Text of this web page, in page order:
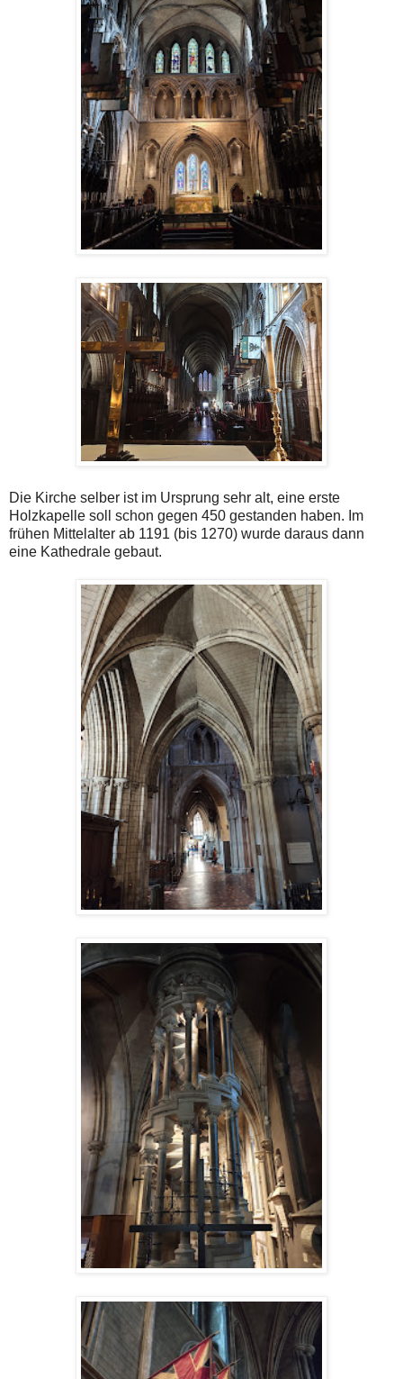
Die Kirche selber ist im Ursprung sehr alt, eine erste
Holzkapelle soll schon gegen 450 gestanden haben. Im
frühen Mittelalter ab 1191 (bis 1270) wurde daraus dann
eine Kathedrale gebaut.